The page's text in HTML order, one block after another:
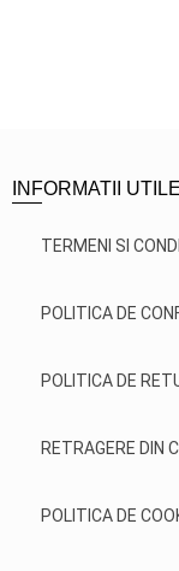
INFORMATII UTILE
TERMENI SI
POLITICA DE
POLITICA DE
RETRAGERE DIN
POLITICA DE